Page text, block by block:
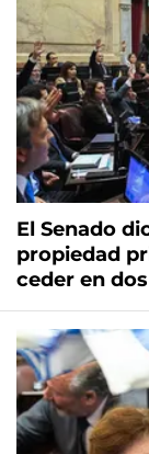
El Senado
propiedad
ceder en